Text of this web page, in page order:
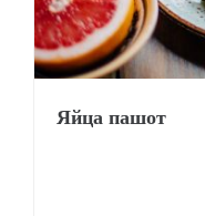
Яйца пашот